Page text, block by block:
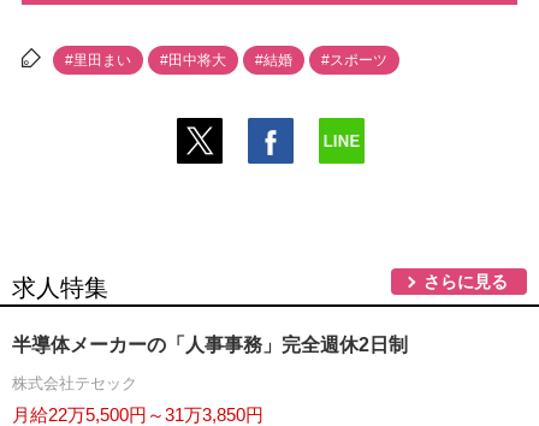
#里田まい #田中将大 #結婚 #スポーツ
求人特集 さらに見る
半導体メーカーの「人事事務」完全週休2日制
株式会社テセック
月給22万5,500円～31万3,850円